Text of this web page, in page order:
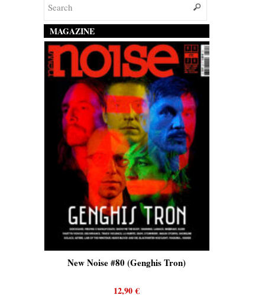
MAGAZINE
New Noise #80 (Genghis Tron)
12,90€